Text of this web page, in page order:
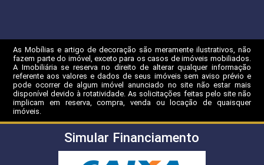
As Mobílias e artigo de decoração são meramente ilustrativos, não
fazem parte do imóvel, exceto para os casos de imóveis mobiliados.
A Imobiliária se reserva no direito de alterar qualquer informação
referente aos valores e dados de seus imóveis sem aviso prévio e
pode ocorrer de algum imóvel anunciado no site não estar mais
disponível devido à rotatividade. As solicitações feitas pelo site não
implicam em reserva, compra, venda ou locação de quaisquer
imóveis.
Simular Financiamento